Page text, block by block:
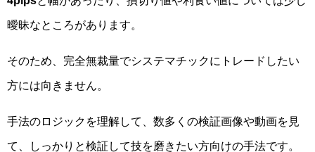
曖昧なところがあります。
そのため、完全無裁量でシステマチックにトレードしたい
方には向きません。
手法のロジックを理解して、数多くの検証画像や動画を見
て、しっかりと検証して技を磨きたい方向けの手法です。